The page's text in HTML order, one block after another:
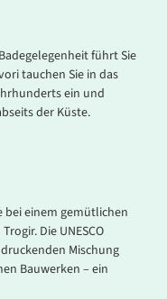
führt Sie
tauchen Sie in das
ein und
der Küste.
bei einem gemütlichen
Die UNESCO
Mischung
Bauwerken – ein